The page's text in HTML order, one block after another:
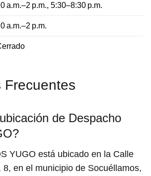
a.m.–2 p.m., 5:30–8:30 p.m.
a.m.–2 p.m.
Frecuentes
de Despacho
YUGO está ubicado en la Calle
8, en el municipio de Socuéllamos,